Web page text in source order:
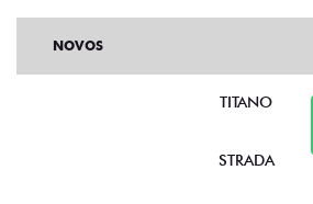
NOVOS
TITANO
STRADA